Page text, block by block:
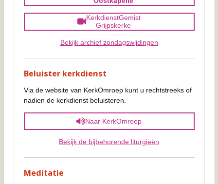
KerkdienstGemist
Grijpskerke
Bekijk archief zondagswijdingen
Beluister kerkdienst
Via de website van KerkOmroep kunt u rechtstreeks of
nadien de kerkdienst beluisteren.
Naar KerkOmroep
Bekijk de bijbehorende liturgieën
Meditatie